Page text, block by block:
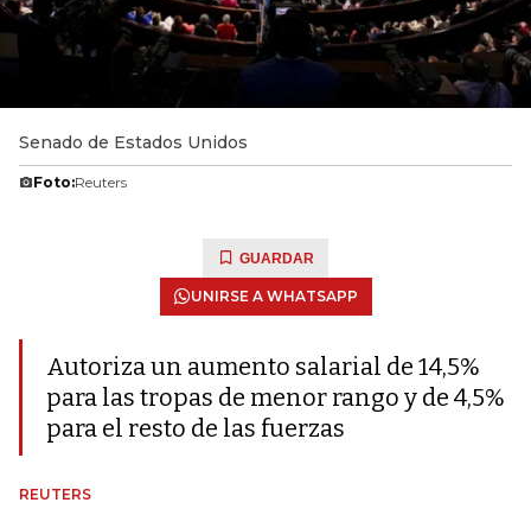
Senado de Estados Unidos
Foto:Reuters
GUARDAR
UNIRSE A WHATSAPP
Autoriza un aumento salarial de 14,5%
para las tropas de menor rango y de 4,5%
para el resto de las fuerzas
REUTERS